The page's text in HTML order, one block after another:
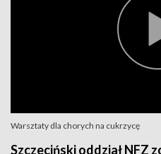
Warsztaty dla chorych na cukrzycę
Szczeciński oddział NFZ